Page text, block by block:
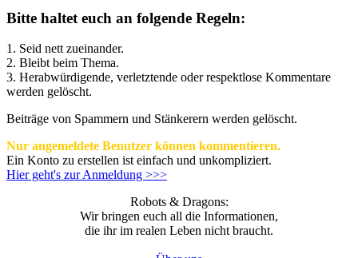
Bitte haltet euch an folgende Regeln:
1. Seid nett zueinander.
2. Bleibt beim Thema.
3. Herabwürdigende, verletztende oder respektlose Kommentare
werden gelöscht.
Beiträge von Spammern und Stänkerern werden gelöscht.
Nur angemeldete Benutzer können kommentieren.
Ein Konto zu erstellen ist einfach und unkompliziert.
Hier geht's zur Anmeldung >>>
Robots & Dragons:
Wir bringen euch all die Informationen,
die ihr im realen Leben nicht braucht.